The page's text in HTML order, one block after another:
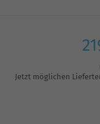
Jetzt möglichen